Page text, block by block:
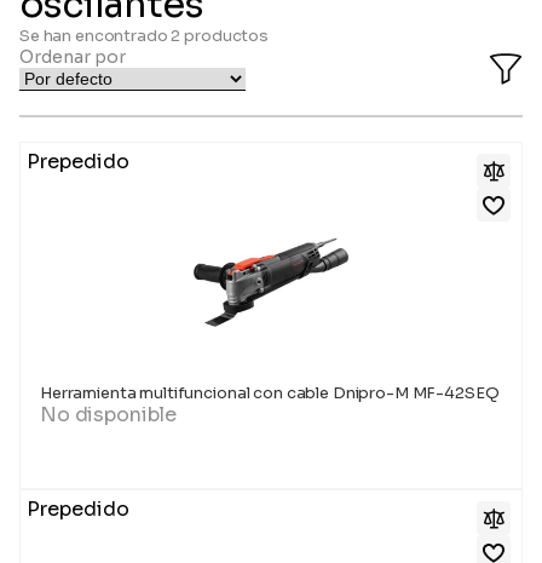
Se han encontrado2 productos
Ordenar por
Prepedido
Herramienta multifuncional con cable Dnipro-M MF-42SEQ
No disponible
Prepedido